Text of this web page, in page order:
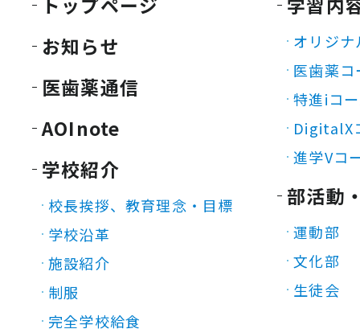
お知らせ
医歯薬通信
AOInote
学校紹介
校長挨拶、教育理念・目標
学校沿革
施設紹介
制服
完全学校給食
オリジ
医歯薬コ
特進iコ
DigitalX
進学Vコ
部活動
運動部
文化部
生徒会